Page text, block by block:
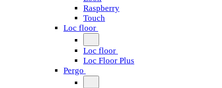
Raspberry
Touch
Loc floor
Loc floor
Loc Floor Plus
Pergo